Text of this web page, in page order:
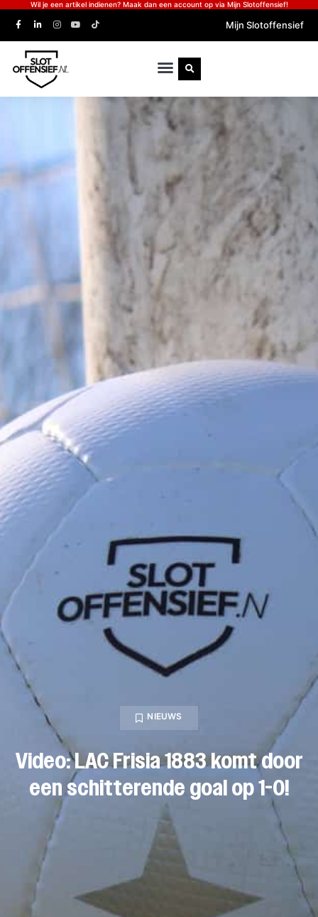
Wil je een artikel indienen? Maak dan een account op via Mijn Slotoffensief!
Mijn Slotoffensief
NIEUWS
Video: LAC Frisia 1883 komt door
een schitterende goal op 1-0!